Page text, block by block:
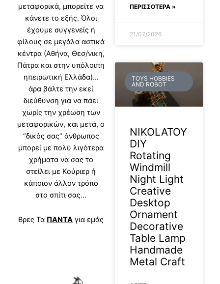
μεταφορικά, μπορείτε να
κάνετε το εξής. Όλοι
έχουμε συγγενείς ή
φίλους σε μεγάλα αστικά
κέντρα (Αθήνα, Θεσ/νικη,
Πάτρα και στην υπόλοιπη
ηπειρωτική Ελλάδα)…
άρα βάλτε την εκεί
διεύθυνση για να πάει
χωρίς την χρέωση των
μεταφορικών, και μετά, ο
“δικός σας” άνθρωπος
μπορεί με πολύ λιγότερα
χρήματα να σας το
στείλει με Κούριερ ή
κάποιον άλλον τρόπο
στο σπίτι σας…
Βρες Τα ΠΑΝΤΑ για εμάς
ΠΕΡΙΣΣΟΤΕΡΑ »
21/07/2026
TOYS HOBBIES
AND ROBOT
NIKOLATOY
DIY
Rotating
Windmill
Night Light
Creative
Desktop
Ornament
Decorative
Table Lamp
Handmade
Metal Craft